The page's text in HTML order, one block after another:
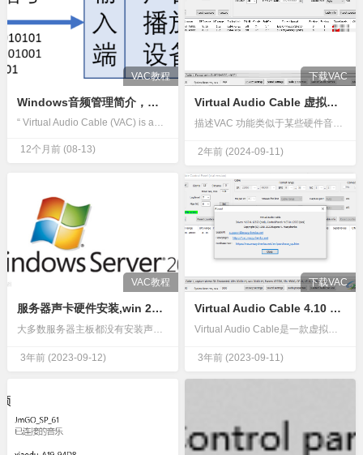
VAC教程
Windows音频管理简介，以及Virtual Audio Cable (VAC) 介绍
“ Virtual Audio Cable (VAC) is an audio bridge between applications that transmi…
12个月前 (08-13)
下载VAC
Virtual Audio Cable 虚拟音频线 VAC 4.67
描述VAC 功能类似于某些硬件音频适配器（卡）中实现的“立体声混音”（“What You Hear”或“What U Hear”）功能。但只是相似，并不等同。如果您只需要 Vista/Win7/Win…
2年前 (2024-09-11)
VAC教程
服务器声卡硬件安装,win 2008虚拟声卡的配置
大多数服务器主板都没有安装声卡，但是如果你的服务器应用中需要有声卡的支持，是否就没辙了？最近在做个项目，需要有语音合成的功能，自然就想到用Windows的TTS(Text To Speech)语音引擎…
3年前 (2023-09-12)
下载VAC
Virtual Audio Cable 4.10 64位32位通用破解版 无提示音
Virtual Audio Cable是一款虚拟声卡软件，可以在软件上配置音频输出参数，以后就可以将其作为默认的音频输出设备，让用户可以提升声音质量，通过软件技术帮助用户优化电脑声音效果，让用户通…
3年前 (2023-09-11)